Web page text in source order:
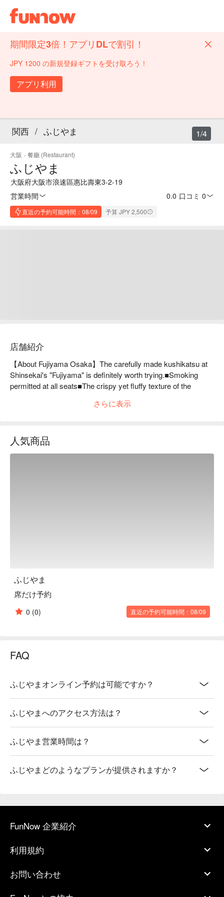
期間限定3倍！アプリDLで割引！
JPY 1200 の新規登録ギフトを受け取ろう！
アプリ利用
関西 / ふじやま
大阪 · 餐廳 (Restaurant)
ふじやま
大阪府大阪市浪速區惠比壽東3-2-19
営業時間
0.0 口コミ 0
直近の予約可能時間：08/09 予算 JPY 2,500
1/4
店舗紹介
【About Fujiyama Osaka】The carefully made kushikatsu at
Shinsekai's "Fujiyama" is definitely worth trying.■Smoking
permitted at all seats■The crispy yet fluffy texture of the
slightly sweet batter and secret sauce go perfectly together!! In
representative konamon dishes, okonomiyaki with fragrant
sauce, and other authentic specialties. We look forward to
さらに表示
人気商品
ふじやま
席だけ予約
0 (0) 直近の予約可能時間：08/09
FAQ
ふじやまオンライン予約は可能ですか？
ふじやまへのアクセス方法は？
ふじやま営業時間は？
ふじやまどのようなプランが提供されますか？
FunNow 企業紹介
利用規約
お問い合わせ